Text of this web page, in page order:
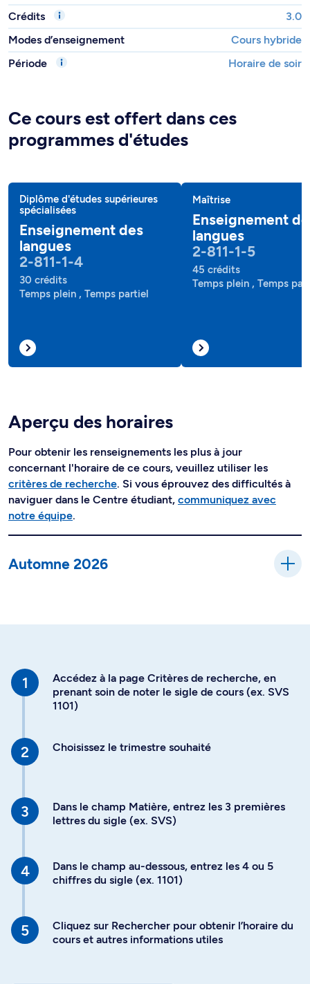
Crédits
3.0
Modes d’enseignement
Cours hybride
Période
Horaire de soir
Ce cours est offert dans ces
programmes d'études
Diplôme d'études supérieures
spécialisées
Enseignement des
langues
2-811-1-4
30 crédits
Temps plein , Temps partiel
Maîtrise
Enseignement
langues
2-811-1-5
45 crédits
Temps plein , Temps
Aperçu des horaires
Pour obtenir les renseignements les plus à jour
concernant l'horaire de ce cours, veuillez utiliser les
critères de recherche. Si vous éprouvez des difficultés à
naviguer dans le Centre étudiant, communiquez avec
notre équipe.
Automne 2026
Accédez à la page Critères de recherche, en
prenant soin de noter le sigle de cours (ex. SVS
1101)
Choisissez le trimestre souhaité
Dans le champ Matière, entrez les 3 premières
lettres du sigle (ex. SVS)
Dans le champ au-dessous, entrez les 4 ou 5
chiffres du sigle (ex. 1101)
Cliquez sur Rechercher pour obtenir l’horaire du
cours et autres informations utiles